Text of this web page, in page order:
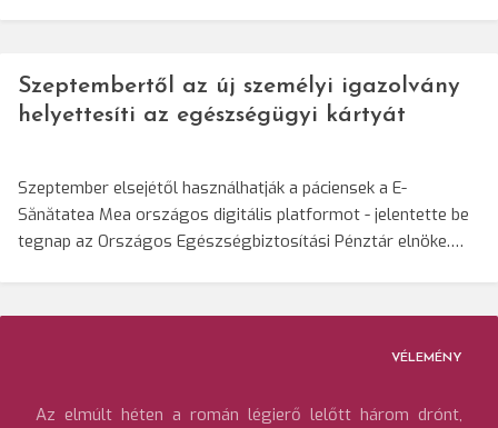
Szeptembertől az új személyi igazolvány
helyettesíti az egészségügyi kártyát
Szeptember elsejétől használhatják a páciensek a E-
Sănătatea Mea országos digitális platformot - jelentette be
tegnap az Országos Egészségbiztosítási Pénztár elnöke.…
VÉLEMÉNY
Az elmúlt héten a román légierő lelőtt három drónt,